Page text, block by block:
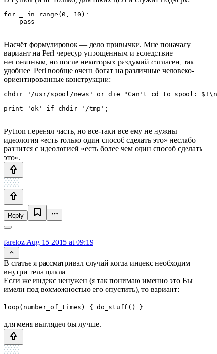
for _ in range(0, 10):
Насчёт формулировок — дело привычки. Мне поначалу
вариант на Perl чересур упрощённым и вследствие
непонятным, но после некоторых раздумий согласен, так
удобнее. Perl вообще очень богат на различные человеко-
ориентированные конструкции:
chdir '/usr/spool/news' or die "Can't cd to spool:
Python перенял часть, но всё-таки все ему не нужны —
идеология «есть только один способ сделать это» неслабо
разнится с идеологией «есть более чем один способ сделать
это».
Reply
fareloz Aug 15 2015 at 09:19
В статье я рассматривал случай когда индекс необходим
внутри тела цикла.
Если же индекс ненужен (я так понимаю именно это Вы
имели под вохможностью его опустить), то вариант:
loop(number_of_times) { do_stuff() }
для меня выглядел бы лучше.